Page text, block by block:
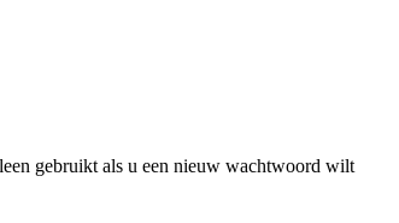
gebruikt als u een nieuw wachtwoord wilt